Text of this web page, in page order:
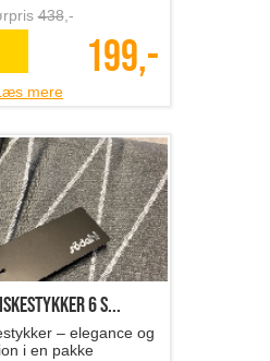
438,-
199,-
mere
6 s...
– elegance og
i en pakke